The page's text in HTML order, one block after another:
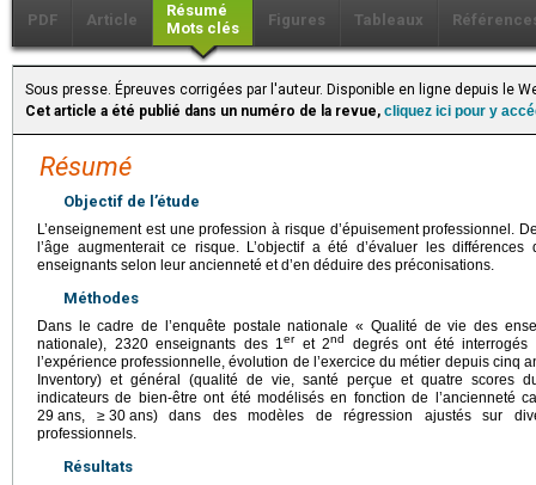
PDF Article
Résumé
Mots clés
Figures Tableaux
Sous presse. Épreuves corrigées par l'auteur. Disponible en ligne depuis le
Cet article a été publié dans un numéro de la revue, cliquez ici pour y
Résumé
Objectif de l’étude
L’enseignement est une profession à risque d’épuisement professionnel.
l’âge augmenterait ce risque. L’objectif a été d’évaluer les
enseignants selon leur ancienneté et d’en déduire des préconisations.
Méthodes
Dans le cadre de l’enquête postale nationale « Qualité de vie des
nationale), 2320 enseignants des 1er et 2nd
degrés ont été
l’expérience professionnelle, évolution de l’exercice du métier depuis cinq
Inventory) et général (qualité de vie, santé perçue et quatre scores
indicateurs de bien-être ont été modélisés en fonction de l’ancienneté
29 ans, ≥ 30 ans) dans des modèles de régression ajustés sur
professionnels.
Résultats